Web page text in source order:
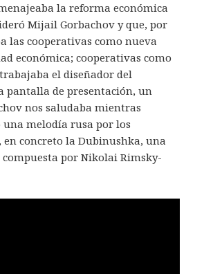
la reforma económica
Mijail Gorbachov y que, por
las cooperativas como nueva
económica; cooperativas como
el diseñador del
pantalla de presentación, un
nos saludaba mientras
una melodía rusa por los
en concreto la Dubinushka, una
por Nikolai Rimsky-